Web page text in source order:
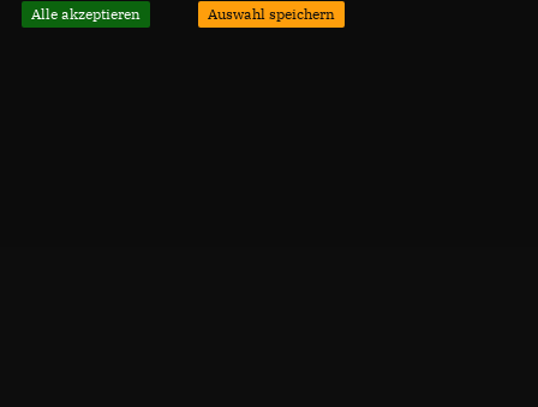
Alle akzeptieren Auswahl speichern